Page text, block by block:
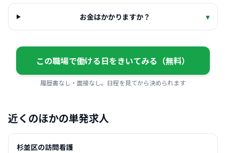
お金はかかりますか？ ▾
この職場で働ける日をきいてみる（無料）
履歴書なし・面接なし。日程を見てから決められます
近くのほかの単発求人
杉並区の訪問看護